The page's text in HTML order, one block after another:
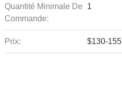
Quantité Minimale De
Commande:
1
Prix: $130-155